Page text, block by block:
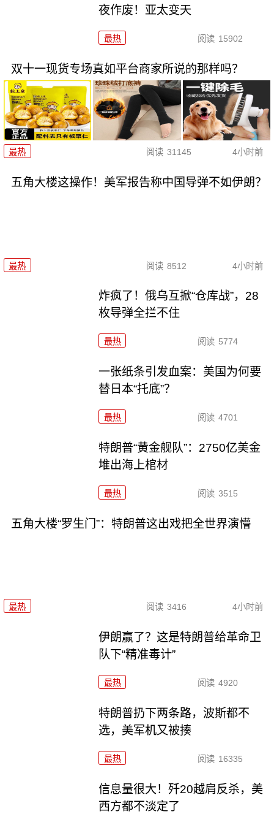
夜作废！亚太变天
最热 阅读 15902
双十一现货专场真如平台商家所说的那样吗？
最热 阅读 31145 4小时前
五角大楼这操作！美军报告称中国导弹不如伊朗？
最热 阅读 8512 4小时前
炸疯了！俄乌互掀“仓库战”，28
枚导弹全拦不住
最热 阅读 5774
一张纸条引发血案：美国为何要
替日本“托底”？
最热 阅读 4701
特朗普“黄金舰队”：2750亿美金
堆出海上棺材
最热 阅读 3515
五角大楼“罗生门”：特朗普这出戏把全世界演懵
最热 阅读 3416 4小时前
伊朗赢了？这是特朗普给革命卫
队下“精准毒计”
最热 阅读 4920
特朗普扔下两条路，波斯都不
选，美军机又被揍
最热 阅读 16335
信息量很大！歼20越肩反杀，美
西方都不淡定了